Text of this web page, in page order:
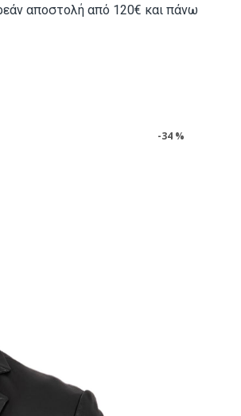
αποστολή από 120€ και πάνω
-34 %